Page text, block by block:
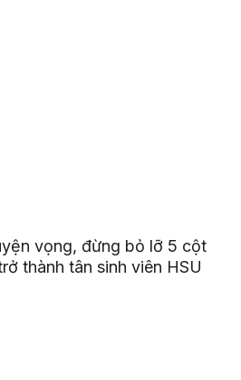
vọng, đừng bỏ lỡ 5 cột
thành tân sinh viên HSU